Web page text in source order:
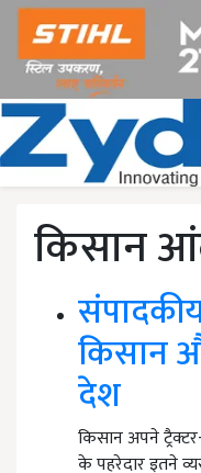
किसान
किसान
देश
किसान अपने
के पहरेदार इतने